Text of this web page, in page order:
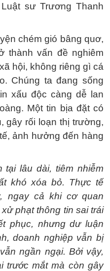
sư Trương Thanh
chém gió bâng quơ,
thành vấn đề nghiêm
hội, không riêng gì cá
Chúng ta đang sống
xấu độc càng dễ lan
Một tin bịa đặt có
gây rối loạn thị trường,
ảnh hưởng đến hàng
tại lâu dài, tiêm nhiễm
khó xóa bỏ. Thực tế
ngay cả khi cơ quan
phạt thông tin sai trái
phục, nhưng dư luận
doanh nghiệp vẫn bị
ngần ngại. Bởi vậy,
trước mắt mà còn gây